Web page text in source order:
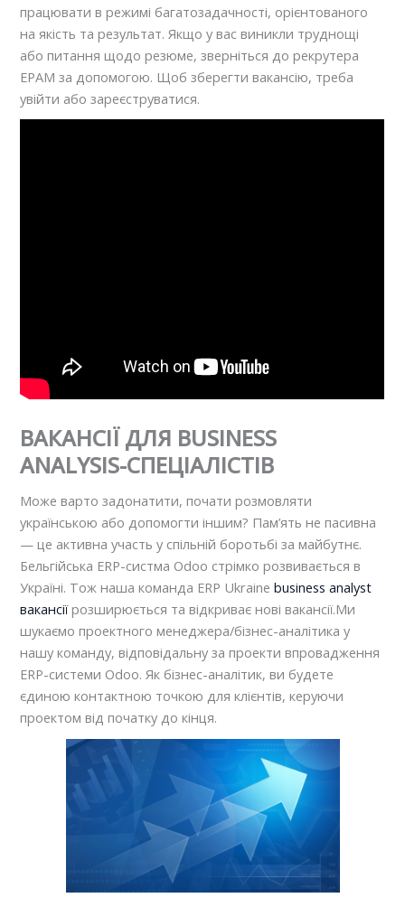
працювати в режимі багатозадачності, орієнтованого
на якість та результат. Якщо у вас виникли труднощі
або питання щодо резюме, зверніться до рекрутера
EPAM за допомогою. Щоб зберегти вакансію, треба
увійти або зареєструватися.
ВАКАНСІЇ ДЛЯ BUSINESS
ANALYSIS-СПЕЦІАЛІСТІВ
Може варто задонатити, почати розмовляти
українською або допомогти іншим? Пам’ять не пасивна
— це активна участь у спільній боротьбі за майбутнє.
Бельгійська ERP-систма Odoo стрімко розвивається в
Україні. Тож наша команда ERP Ukrainebusiness analyst
вакансіїрозширюється та відкриває нові вакансії.Ми
шукаємо проектного менеджера/бізнес-аналітика у
нашу команду, відповідальну за проекти впровадження
ERP-системи Odoo. Як бізнес-аналітик, ви будете
єдиною контактною точкою для клієнтів, керуючи
проектом від початку до кінця.